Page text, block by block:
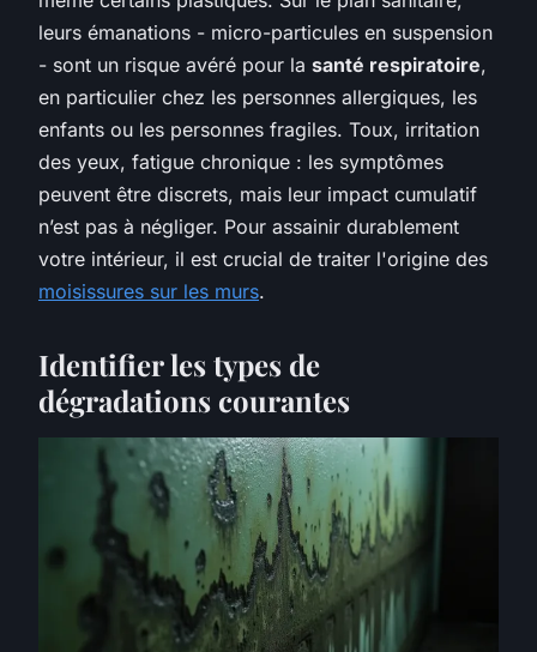
leurs émanations - micro-particules en suspension
- sont un risque avéré pour la santé respiratoire,
en particulier chez les personnes allergiques, les
enfants ou les personnes fragiles. Toux, irritation
des yeux, fatigue chronique : les symptômes
peuvent être discrets, mais leur impact cumulatif
n’est pas à négliger. Pour assainir durablement
votre intérieur, il est crucial de traiter l'origine des
moisissures sur les murs.
Identifier les types de
dégradations courantes